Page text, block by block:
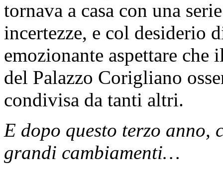
tornava a casa con una
incertezze, e col desiderio
emozionante aspettare che
del Palazzo Corigliano
condivisa da tanti altri.
E dopo questo terzo anno,
grandi cambiamenti…